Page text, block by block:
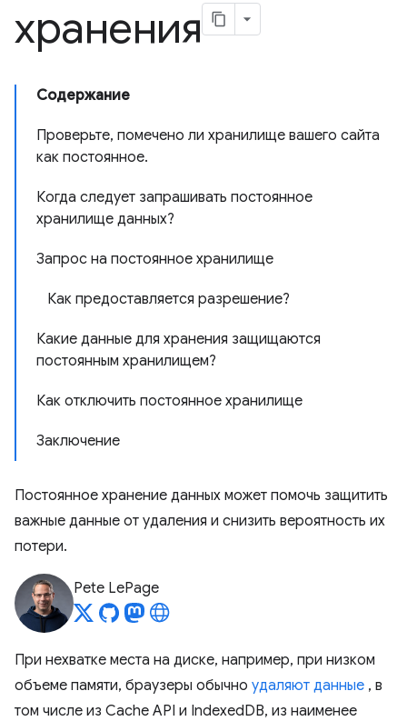
хранения
Содержание
Проверьте, помечено ли хранилище вашего сайта
как постоянное.
Когда следует запрашивать постоянное
хранилище данных?
Запрос на постоянное хранилище
Как предоставляется разрешение?
Какие данные для хранения защищаются
постоянным хранилищем?
Как отключить постоянное хранилище
Заключение
Постоянное хранение данных может помочь защитить
важные данные от удаления и снизить вероятность их
потери.
Pete LePage
При нехватке места на диске, например, при низком
объеме памяти, браузеры обычно удаляют данные , в
том числе из Cache API и IndexedDB, из наименее